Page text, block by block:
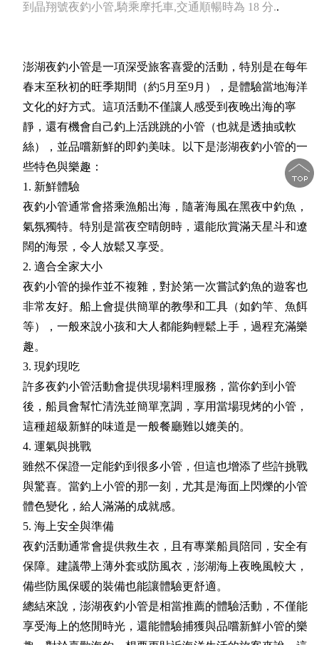
到晶翔號夜釣小管,騎乘摩托車,交通順暢時為 18 分..
澎湖夜釣小管是一項深受旅客喜愛的活動，特別是在每年
春末至秋初的旺季期間（約5月至9月），是體驗當地海洋
文化的好方式。這項活動不僅讓人感受到夜晚出海的寧
靜，還有機會自己釣上活跳跳的小管（也就是透抽或軟
絲），並品嚐新鮮的即釣美味。以下是澎湖夜釣小管的一
些特色與樂趣：
1. 新鮮體驗
夜釣小管通常會搭乘漁船出海，隨著海風在黑夜中釣魚，
氣氛獨特。特別是當夜空晴朗時，還能欣賞滿天星斗和遼
闊的海景，令人放鬆又享受。
2. 適合全家大小
夜釣小管的操作並不複雜，對於第一次嘗試釣魚的遊客也
非常友好。船上會提供簡單的教學和工具（如釣竿、魚餌
等），一般來說小孩和大人都能夠輕鬆上手，過程充滿樂
趣。
3. 現釣現吃
許多夜釣小管活動會提供現場料理服務，當你釣到小管
後，船員會幫忙清洗並簡單烹調，享用當場現烤的小管，
這種超級新鮮的味道是一般餐廳難以媲美的。
4. 運氣與挑戰
雖然不保證一定能釣到很多小管，但這也增添了些許挑戰
與驚喜。當釣上小管的那一刻，尤其是海面上閃爍的小管
體色變化，給人滿滿的成就感。
5. 海上安全與準備
夜釣活動通常會提供救生衣，且有專業船員陪同，安全有
保障。建議帶上薄外套或防風衣，澎湖海上夜晚風較大，
備些防風保暖的裝備也能讓體驗更舒適。
總結來說，澎湖夜釣小管是相當推薦的體驗活動，不僅能
享受海上的悠閒時光，還能體驗捕獲與品嚐新鮮小管的樂